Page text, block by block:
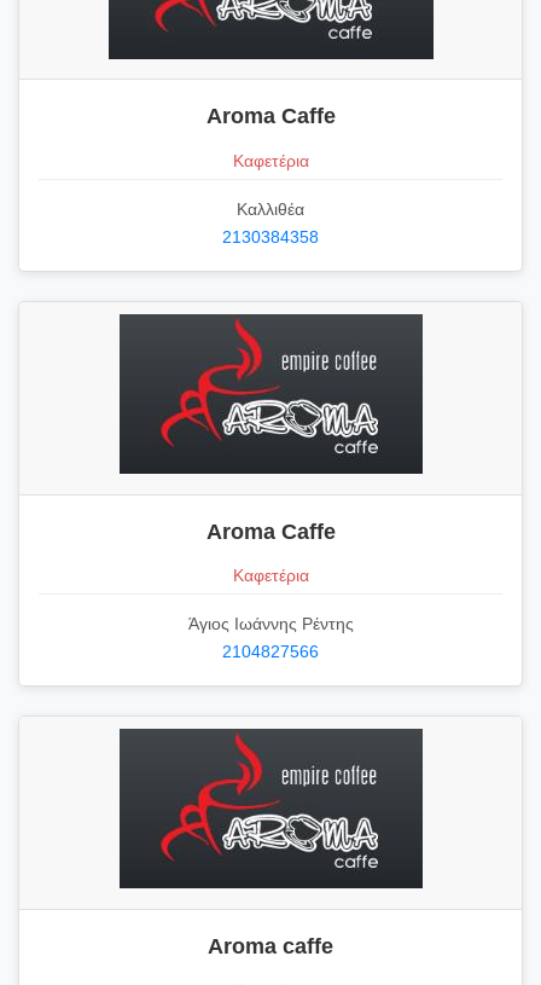
Aroma Caffe
Καφετέρια
Καλλιθέα
2130384358
Aroma Caffe
Καφετέρια
Άγιος Ιωάννης Ρέντης
2104827566
Aroma caffe